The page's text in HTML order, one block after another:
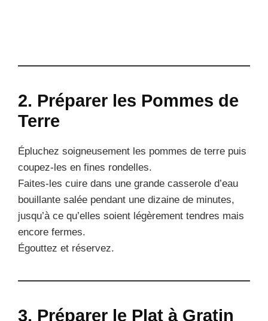
2. Préparer les Pommes de
Terre
Épluchez soigneusement les pommes de terre puis
coupez-les en fines rondelles.
Faites-les cuire dans une grande casserole d’eau
bouillante salée pendant une dizaine de minutes,
jusqu’à ce qu’elles soient légèrement tendres mais
encore fermes.
Égouttez et réservez.
3. Préparer le Plat à Gratin